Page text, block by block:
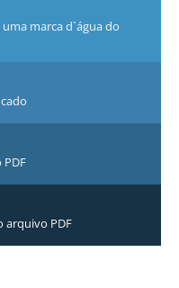
marca d`água do
arquivo PDF